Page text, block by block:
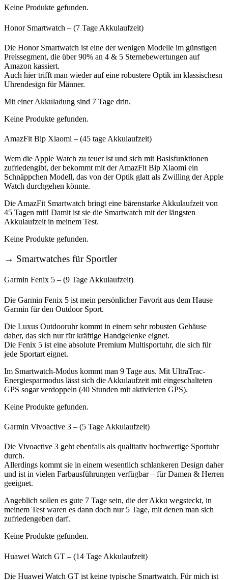
Keine Produkte gefunden.
Honor Smartwatch – (7 Tage Akkulaufzeit)
Die Honor Smartwatch ist eine der wenigen Modelle im günstigen
Preissegment, die über 90% an 4 & 5 Sternebewertungen auf
Amazon kassiert.
Auch hier trifft man wieder auf eine robustere Optik im klassischesn
Uhrendesign für Männer.
Mit einer Akkuladung sind 7 Tage drin.
Keine Produkte gefunden.
AmazFit Bip Xiaomi – (45 tage Akkulaufzeit)
Wem die Apple Watch zu teuer ist und sich mit Basisfunktionen
zufriedengibt, der bekommt mit der AmazFit Bip Xiaomi ein
Schnäppchen Modell, das von der Optik glatt als Zwilling der Apple
Watch durchgehen könnte.
Die AmazFit Smartwatch bringt eine bärenstarke Akkulaufzeit von
45 Tagen mit! Damit ist sie die Smartwatch mit der längsten
Akkulaufzeit in meinem Test.
Keine Produkte gefunden.
→ Smartwatches für Sportler
Garmin Fenix 5 – (9 Tage Akkulaufzeit)
Die Garmin Fenix 5 ist mein persönlicher Favorit aus dem Hause
Garmin für den Outdoor Sport.
Die Luxus Outdooruhr kommt in einem sehr robusten Gehäuse
daher, das sich nur für kräftige Handgelenke eignet.
Die Fenix 5 ist eine absolute Premium Multisportuhr, die sich für
jede Sportart eignet.
Im Smartwatch-Modus kommt man 9 Tage aus. Mit UltraTrac-
Energiesparmodus lässt sich die Akkulaufzeit mit eingeschalteten
GPS sogar verdoppeln (40 Stunden mit aktivierten GPS).
Keine Produkte gefunden.
Garmin Vivoactive 3 – (5 Tage Akkulaufzeit)
Die Vivoactive 3 geht ebenfalls als qualitativ hochwertige Sportuhr
durch.
Allerdings kommt sie in einem wesentlich schlankeren Design daher
und ist in vielen Farbausführungen verfügbar – für Damen & Herren
geeignet.
Angeblich sollen es gute 7 Tage sein, die der Akku wegsteckt, in
meinem Test waren es dann doch nur 5 Tage, mit denen man sich
zufriedengeben darf.
Keine Produkte gefunden.
Huawei Watch GT – (14 Tage Akkulaufzeit)
Die Huawei Watch GT ist keine typische Smartwatch. Für mich ist